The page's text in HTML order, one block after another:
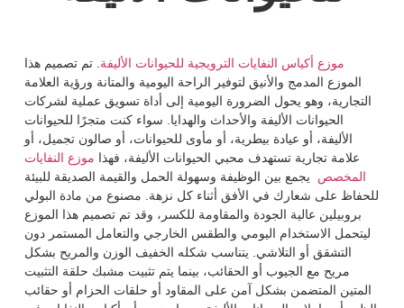
موزع أكياس النفايات الترويجية للحيوانات الأليفة . تم تصميم هذا
الموزع المدمج والأنيق لتوفير الراحة اليومية والمتانة ورؤية العلامة
التجارية، وهو يحول الضرورة اليومية إلى أداة تسويق عملية لشركات
الحيوانات الأليفة والأحداث والهدايا. سواء كنت متجرًا للحيوانات
الأليفة، أو عيادة بيطرية، أو مأوى للحيوانات، أو صالون تجميل، أو
علامة تجارية تستهدف محبي الحيوانات الأليفة، فهذا موزع النفايات
المخصص
يجمع بين الوظيفة وسهولة الحمل والقيمة الصديقة للبيئة
للحفاظ على شعارك في الأفق أثناء كل نزهة. مصنوع من مادة البولي
بروبيلين عالية الجودة والمقاومة للكسر، وقد تم تصميم هذا الموزع
ليتحمل الاستخدام اليومي والطقس الخارجي والتعامل المستمر دون
التشقق أو التلاشي. يتناسب شكله الخفيف الوزن والمريح بشكل
مريح مع الجيوب أو الحقائب، بينما يتم تثبيت مشبك حلقة التثبيت
المتين المتضمن بشكل آمن على المقاود أو حلقات الحزام أو حقائب